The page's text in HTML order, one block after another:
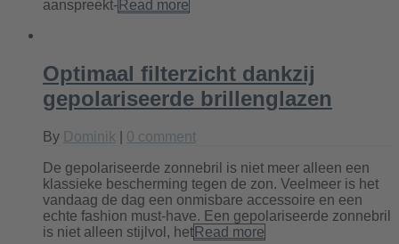
aanspreekt- Read more
Optimaal filterzicht dankzij
gepolariseerde brillenglazen
By Dominik 0 comment
De gepolariseerde zonnebril is niet meer alleen een
klassieke bescherming tegen de zon. Veelmeer is het
vandaag de dag een onmisbare accessoire en een
echte fashion must-have. Een gepolariseerde zonnebril
is niet alleen stijlvol, het Read more